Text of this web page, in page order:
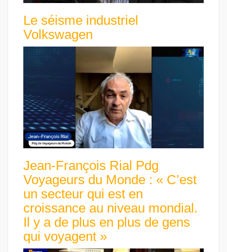
Le séisme industriel
Volkswagen
Jean-François Rial Pdg
Voyageurs du Monde : « C’est
un secteur qui est en
croissance au niveau mondial.
Il y a de plus en plus de gens
qui voyagent »